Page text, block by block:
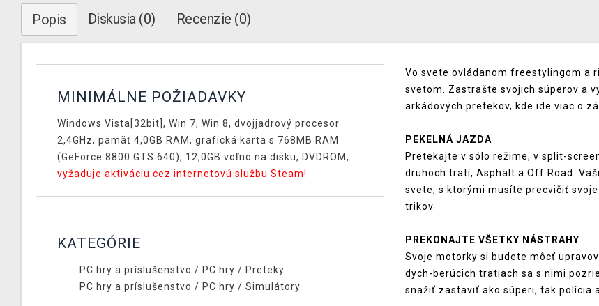
Popis Diskusia (0) Recenzie (0)
MINIMÁLNE POŽIADAVKY
Windows Vista[32bit], Win 7, Win 8, dvojjadrový procesor
2,4GHz, pamäť 4,0GB RAM, grafická karta s 768MB RAM
(GeForce 8800 GTS 640), 12,0GB voľno na disku, DVDROM,
vyžaduje aktiváciu cez internetovú službu Steam!
KATEGÓRIE
PC hry a príslušenstvo / PC hry / Preteky
PC hry a príslušenstvo / PC hry / Simulátory
Vo svete ovládanom freestylingom a
svetom. Zastrašte svojich súperov a
arkádových pretekov, kde ide viac o
PEKELNÁ JAZDA
Pretekajte v sólo režime, v split-
druhoch tratí, Asphalt a Off Road.
svete, s ktorými musíte precvičiť
trikov.
PREKONAJTE VŠETKY NÁSTRAHY
Svoje motorky si budete môcť
dych-berúcich tratiach sa s nimi
snažiť zastaviť ako súperi, tak polícia